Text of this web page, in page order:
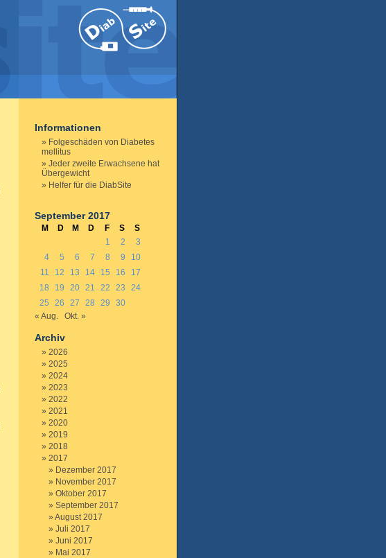
Informationen
Folgeschäden von Diabetes
mellitus
Jeder zweite Erwachsene hat
Übergewicht
Helfer für die DiabSite
September 2017
M D M D F S
S
1
2
3
4
5 6 7 8 9
10
11
12 13 14 15 16
17
18
19 20 21 22 23
24
25
26 27 28 29
30
« Aug.
Okt. »
Archiv
2026
2025
2024
2023
2022
2021
2020
2019
2018
2017
Dezember 2017
November 2017
Oktober 2017
September 2017
August 2017
Juli 2017
Juni 2017
Mai 2017